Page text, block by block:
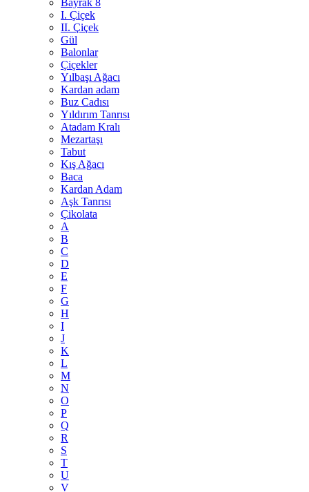
Bayrak 8
I. Çiçek
II. Çiçek
Gül
Balonlar
Çiçekler
Yılbaşı Ağacı
Kardan adam
Buz Cadısı
Yıldırım Tanrısı
Atadam Kralı
Mezartaşı
Tabut
Kış Ağacı
Baca
Kardan Adam
Aşk Tanrısı
Çikolata
A
B
C
D
E
F
G
H
I
J
K
L
M
N
O
P
Q
R
S
T
U
V